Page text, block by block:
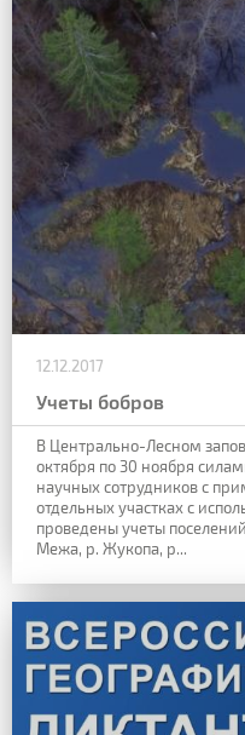
12.12.2017
Учеты бобров
В Центрально-Лесном
октября по 30 ноября
научных сотрудников с
отдельных участках с
проведены учеты
Межа, р. Жукопа, р...